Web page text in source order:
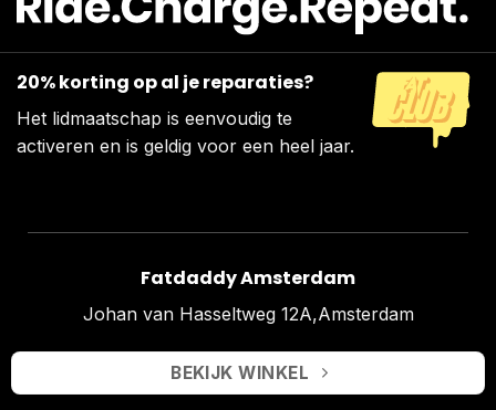
20% korting op al je reparaties?
Het lidmaatschap is eenvoudig te
activeren en is geldig voor een heel jaar.
Fatdaddy Amsterdam
Johan van Hasseltweg 12A,Amsterdam
BEKIJK WINKEL